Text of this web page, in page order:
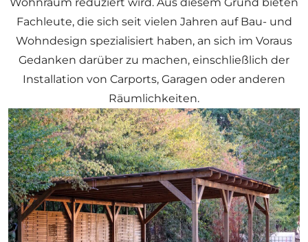
Fachleute, die sich seit vielen Jahren auf Bau- und
Wohndesign spezialisiert haben, an sich im Voraus
Gedanken darüber zu machen, einschließlich der
Installation von Carports, Garagen oder anderen
Räumlichkeiten.